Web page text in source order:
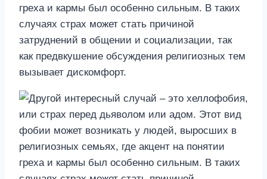
греха и кармы был особенно сильным. В таких
случаях страх может стать причиной
затруднений в общении и социализации, так
как предвкушение обсуждения религиозных тем
вызывает дискомфорт.